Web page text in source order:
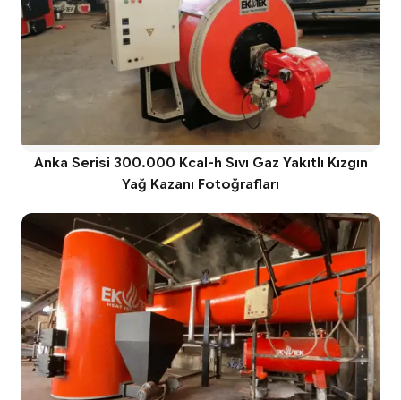
Anka Serisi 300.000 Kcal-h Sıvı Gaz Yakıtlı Kızgın
Yağ Kazanı Fotoğrafları